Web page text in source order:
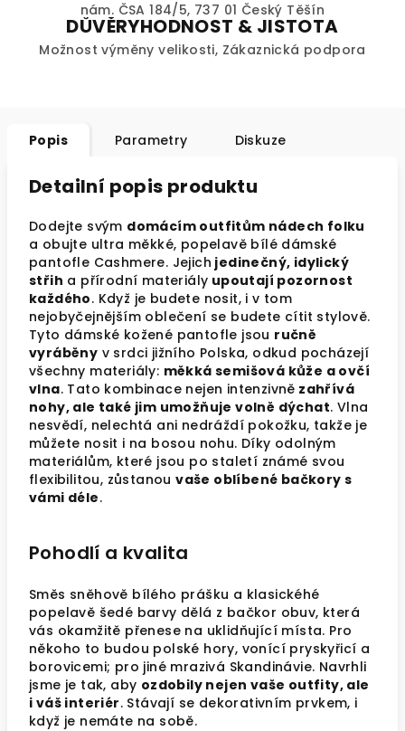
nám. ČSA 184/5, 737 01 Český Těšín
DŮVĚRYHODNOST & JISTOTA
Možnost výměny velikosti, Zákaznická podpora
Popis Parametry Diskuze
Detailní popis produktu
Dodejte svým domácím outfitům nádech folku
a obujte ultra měkké, popelavě bílé dámské
pantofle Cashmere. Jejich jedinečný, idylický
střih a přírodní materiály upoutají pozornost
každého. Když je budete nosit, i v tom
nejobyčejnějším oblečení se budete cítit stylově.
Tyto dámské kožené pantofle jsou ručně
vyráběny v srdci jižního Polska, odkud pocházejí
všechny materiály: měkká semišová kůže a ovčí
vlna. Tato kombinace nejen intenzivně zahřívá
nohy, ale také jim umožňuje volně dýchat. Vlna
nesvědí, nelechtá ani nedráždí pokožku, takže je
můžete nosit i na bosou nohu. Díky odolným
materiálům, které jsou po staletí známé svou
flexibilitou, zůstanouvaše oblíbené bačkory s
vámi déle.
Pohodlí a kvalita
Směs sněhově bílého prášku a klasickéhé
popelavě šedé barvy dělá z bačkor obuv, která
vás okamžitě přenese na uklidňující místa. Pro
někoho to budou polské hory, vonící pryskyřicí a
borovicemi; pro jiné mrazivá Skandinávie. Navrhli
jsme je tak, aby ozdobily nejen vaše outfity, ale
i váš interiér. Stávají se dekorativním prvkem, i
když je nemáte na sobě.